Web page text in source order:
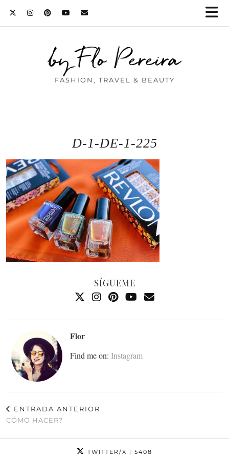
by Flo Pereira
FASHION, TRAVEL & BEAUTY
D-1-DE-1-225
SÍGUEME
Flor
Find me on: Instagram
ENTRADA ANTERIOR
CÓMO HACER?
TWITTER/X | 5408